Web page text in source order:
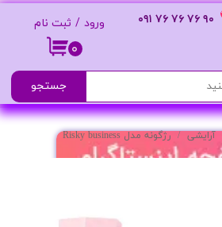
۰
ورود / ثبت نام ٩٠ ٧۶ ٧۶ ٧۶ ٠٩١
جستجو
آرایشی رژگونه مدل Risky business